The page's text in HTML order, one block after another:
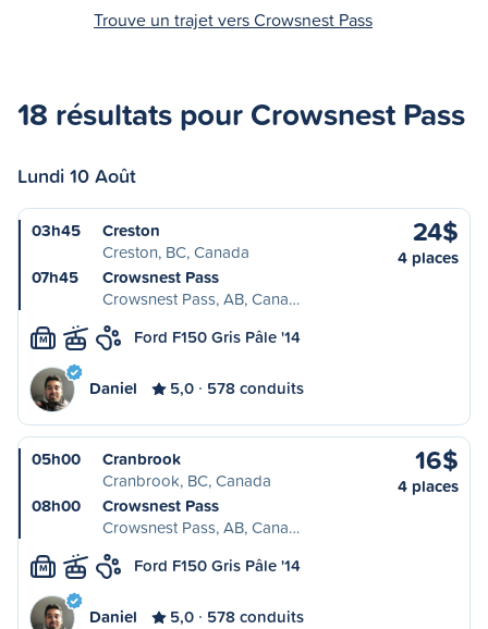
Trouve un trajet vers Crowsnest Pass
18 résultats pour Crowsnest Pass
Lundi 10 Août
03h45
Creston
Creston, BC, Canada
07h45
Crowsnest Pass
Crowsnest Pass, AB, Cana…
24$
4 places
M Ford F150 Gris Pâle '14
Daniel 5,0 578 conduits
05h00
Cranbrook
Cranbrook, BC, Canada
08h00
Crowsnest Pass
Crowsnest Pass, AB, Cana…
16$
4 places
M Ford F150 Gris Pâle '14
Daniel 5,0 578 conduits